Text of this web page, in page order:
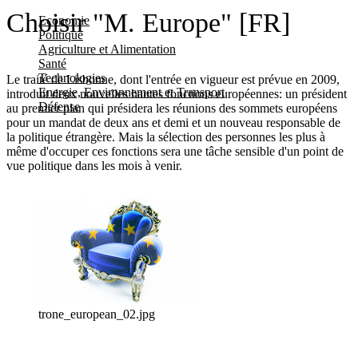
Economie
Politique
Agriculture et Alimentation
Santé
Technologies
Energie, Environnement et Transport
Défense
Choisir "M. Europe" [FR]
Le traité de Lisbonne, dont l'entrée en vigueur est prévue en 2009,
introduit deux nouvelles hautes fonctions européennes: un président
au premier plan qui présidera les réunions des sommets européens
pour un mandat de deux ans et demi et un nouveau responsable de
la politique étrangère. Mais la sélection des personnes les plus à
même d'occuper ces fonctions sera une tâche sensible d'un point de
vue politique dans les mois à venir.
trone_european_02.jpg